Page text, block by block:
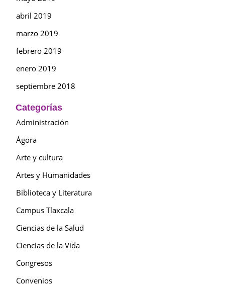
abril 2019
marzo 2019
febrero 2019
enero 2019
septiembre 2018
Categorías
Administración
Ágora
Arte y cultura
Artes y Humanidades
Biblioteca y Literatura
Campus Tlaxcala
Ciencias de la Salud
Ciencias de la Vida
Congresos
Convenios